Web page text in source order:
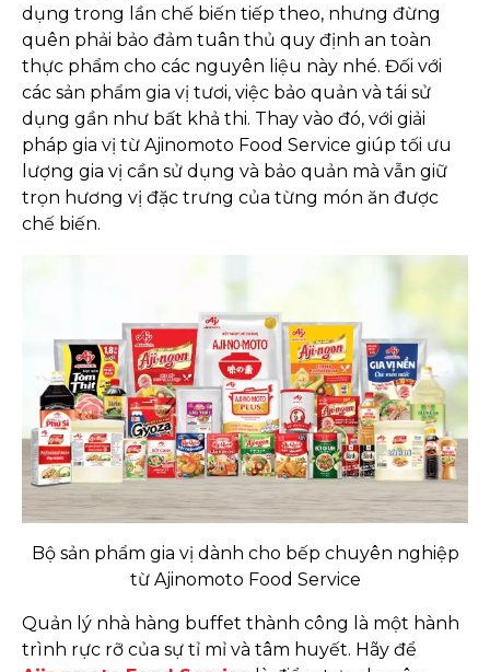
dụng trong lần chế biến tiếp theo, nhưng đừng
quên phải bảo đảm tuân thủ quy định an toàn
thực phẩm cho các nguyên liệu này nhé. Đối với
các sản phẩm gia vị tươi, việc bảo quản và tái sử
dụng gần như bất khả thi. Thay vào đó, với giải
pháp gia vị từ Ajinomoto Food Service giúp tối ưu
lượng gia vị cần sử dụng và bảo quản mà vẫn giữ
trọn hương vị đặc trưng của từng món ăn được
chế biến.
Bộ sản phẩm gia vị dành cho bếp chuyên nghiệp
từ Ajinomoto Food Service
Quản lý nhà hàng buffet thành công là một hành
trình rực rỡ của sự tỉ mỉ và tâm huyết. Hãy để